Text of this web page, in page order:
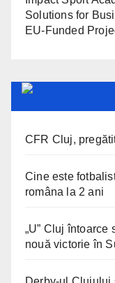
Solutions for
EU-Funded
CFR Cluj,
Cine este
româna la 2 ani
„U” Cluj
nouă victorie în